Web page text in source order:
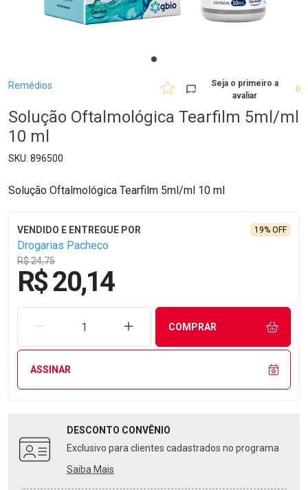
Breadcrumb
Remédios
Seja o primeiro a
avaliar
0
Solução Oftalmológica Tearfilm 5ml/ml
10 ml
896500
Solução Oftalmológica Tearfilm 5ml/ml 10 ml
Drogarias Pacheco
R$ 24,75
19% OFF
R$ 20,14
REMOVER UMA UNIDADEAUMENTAR UMA UNIDADE
COMPRAR
ASSINAR
DESCONTO CONVÊNIO
Exclusivo para clientes cadastrados no programa
Saiba Mais